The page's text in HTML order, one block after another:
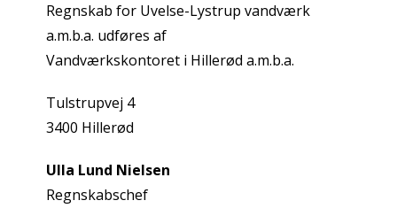
Regnskab for Uvelse-Lystrup vandværk
a.m.b.a. udføres af
Vandværkskontoret i Hillerød a.m.b.a.
Tulstrupvej 4
3400 Hillerød
Ulla Lund Nielsen
Regnskabschef